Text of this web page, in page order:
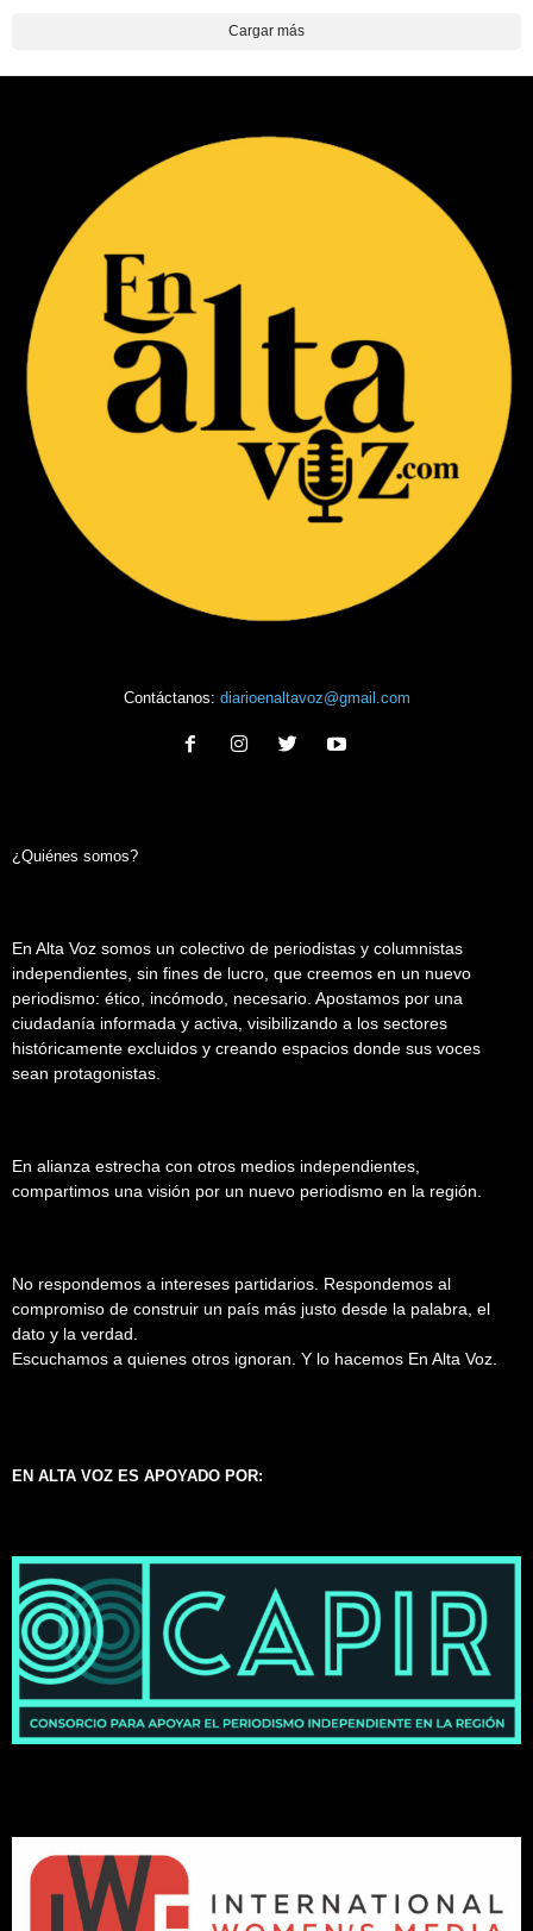
Cargar más
Contáctanos: diarioenaltavoz@gmail.com
¿Quiénes somos?
En Alta Voz somos un colectivo de periodistas y columnistas
independientes, sin fines de lucro, que creemos en un nuevo
periodismo: ético, incómodo, necesario. Apostamos por una
ciudadanía informada y activa, visibilizando a los sectores
históricamente excluidos y creando espacios donde sus voces
sean protagonistas.
En alianza estrecha con otros medios independientes,
compartimos una visión por un nuevo periodismo en la región.
No respondemos a intereses partidarios. Respondemos al
compromiso de construir un país más justo desde la palabra, el
dato y la verdad.
Escuchamos a quienes otros ignoran. Y lo hacemos En Alta Voz.
EN ALTA VOZ ES APOYADO POR: